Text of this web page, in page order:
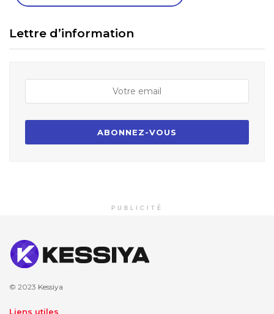
Lettre d’information
PUBLICITÉ
© 2023 Kessiya
Liens utiles